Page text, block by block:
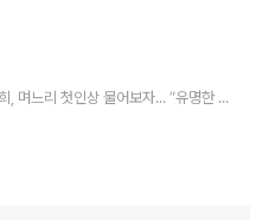
이효리 시어머니 윤정희, 며느리 첫인상 물어보자... “유명한 애라 부담됐으나”